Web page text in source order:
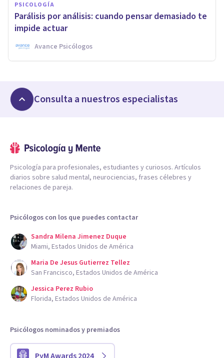
PSICOLOGÍA
Parálisis por análisis: cuando pensar demasiado te
impide actuar
Avance Psicólogos
Consulta a nuestros especialistas
Psicología para profesionales, estudiantes y curiosos. Artículos
diarios sobre salud mental, neurociencias, frases célebres y
relaciones de pareja.
Psicólogos con los que puedes contactar
Sandra Milena Jimenez Duque
Miami, Estados Unidos de América
Maria De Jesus Gutierrez Tellez
San Francisco, Estados Unidos de América
Jessica Perez Rubio
Florida, Estados Unidos de América
Psicólogos nominados y premiados